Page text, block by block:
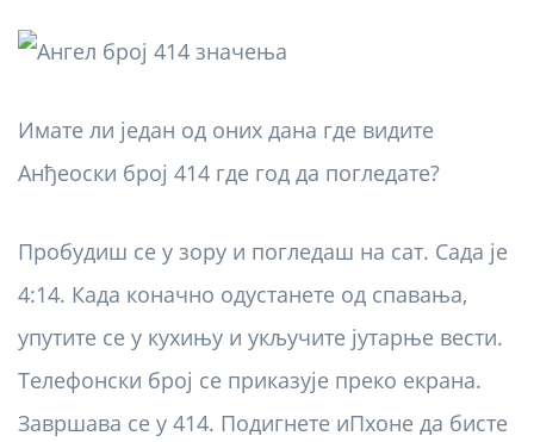
Имате ли један од оних дана где видите
Анђеоски број 414 где год да погледате?
Пробудиш се у зору и погледаш на сат. Сада је
4:14. Када коначно одустанете од спавања,
упутите се у кухињу и укључите јутарње вести.
Телефонски број се приказује преко екрана.
Завршава се у 414. Подигнете иПхоне да бисте